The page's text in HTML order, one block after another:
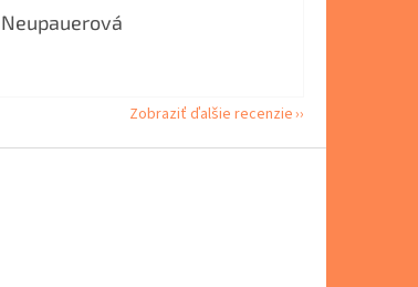
obchodu je 5 z 5 hviezdičiek.
Zobraziť ďalšie recenzie